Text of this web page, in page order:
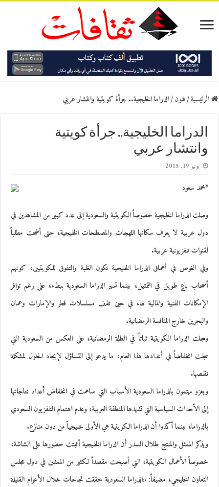
الرئيسية/فنون/الدراما الخليجية.. جرأة كويتية وانتشار عربي
الدراما الخليجية.. جرأة كويتية
وانتشار عربي
يونيو 19, 2015
*محمد سعود
وصلت الدراما الخليجية خصوصاً الكويتية والسعودية إلى عدد كبير من المشاهدين في
دول عربية لا يعرف سكانها اللهجات والمصطلحات الخليجية، حتى أضحت مطلباً
لقنوات تلفزيونية عربية.
وفي الغوص في أعماق الدراما الخليجية تكون الغلبة والتفوق للكويتيين، كونهم
أصحاب باعٍ طويل في التمثيل، بينما تسير الدراما السعودية ببطء، على رغم توافر
الإمكانات الفنية والمالية لها، في حين تقف مسلسلات قطر والإمارات وعمان
والبحرين خارج المنافسة الرمضانية.
وسجلت الدراما الكويتية ثباتاً في الطلة الرمضانية، على العكس من السعودية التي
سجلت انخفاضاً في أعدادها هذا العام، ما يدعو إلى التساؤل لإيجاد الحلول لمشكلة
تقلصها.
ويعزو مهتمون بالدراما السعودية الأسباب التي ساهمت في انخفاض أعداد نتاجاتها
إلى الأحداث السياسية التي تشهدها المنطقة العربية، وعدم اهتمام التلفزيون السعودي
بالدراما، بينما أكدوا أن الدراما الكويتية هي الأولى خليجياً من دون منازع.
ويذكر الممثل والمنتج طلال السدر أن الدراما الخليجية أثبتت حضورها على الشاشة،
خصوصاً الأعمال الكويتية، التي أصبحت مقصداً لكثير من الممثلين في دول مجلس
التعاون الخليجي، مضيفاً: «الدراما السعودية حققت نجاحات خلال الأعوام القليلة